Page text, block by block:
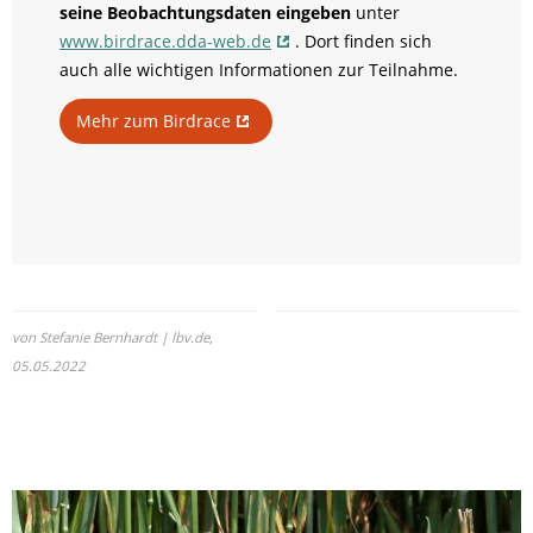
seine Beobachtungsdaten eingeben unter
www.birdrace.dda-web.de
. Dort finden sich
auch alle wichtigen Informationen zur Teilnahme.
Mehr zum Birdrace
von Stefanie Bernhardt | lbv.de,
05.05.2022